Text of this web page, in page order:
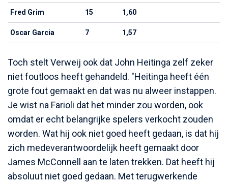
Fred Grim 15 1,60
Oscar Garcia 7 1,57
Toch stelt Verweij ook dat John Heitinga zelf zeker
niet foutloos heeft gehandeld. "Heitinga heeft één
grote fout gemaakt en dat was nu alweer instappen.
Je wist na Farioli dat het minder zou worden, ook
omdat er echt belangrijke spelers verkocht zouden
worden. Wat hij ook niet goed heeft gedaan, is dat hij
zich medeverantwoordelijk heeft gemaakt door
James McConnell aan te laten trekken. Dat heeft hij
absoluut niet goed gedaan. Met terugwerkende